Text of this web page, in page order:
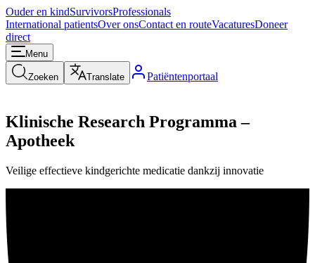
Ouder en kindSurvivorsProfessionals
International patientsOver onsContact en routeVacaturesDoneer
direct
Menu
Zoeken Translate Patiëntenportaal
Klinische Research Programma –
Apotheek
Veilige effectieve kindgerichte medicatie dankzij innovatie